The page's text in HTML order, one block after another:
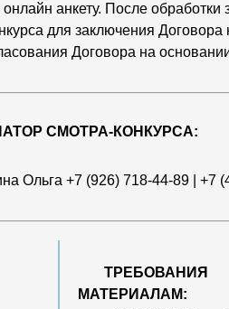
онлайн анкету. После
для заключения
Договора на
СМОТРА-КОНКУРСА:
Ольга +7 (926) 718-44-89 | +7
ТРЕБОВАНИЯ
МАТЕРИАЛАМ: